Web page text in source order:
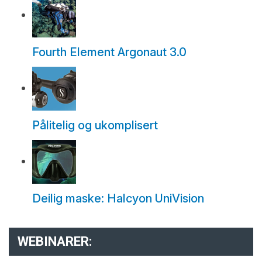
Fourth Element Argonaut 3.0
Pålitelig og ukomplisert
Deilig maske: Halcyon UniVision
WEBINARER: